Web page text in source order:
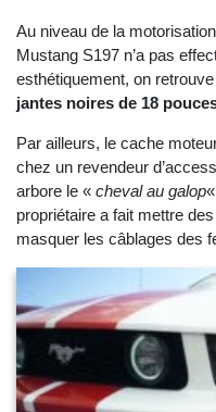
Au niveau de la
Mustang S197 n’a pas
esthétiquement, on
jantes noires de 18
Par ailleurs, le cache
chez un revendeur
arbore le « cheval au galop
propriétaire a fait mettre
masquer les câblages des